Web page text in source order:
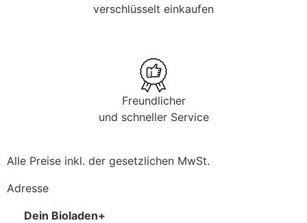
verschlüsselt einkaufen
Freundlicher
und schneller Service
Alle Preise inkl. der gesetzlichen MwSt.
Adresse
Dein Bioladen+